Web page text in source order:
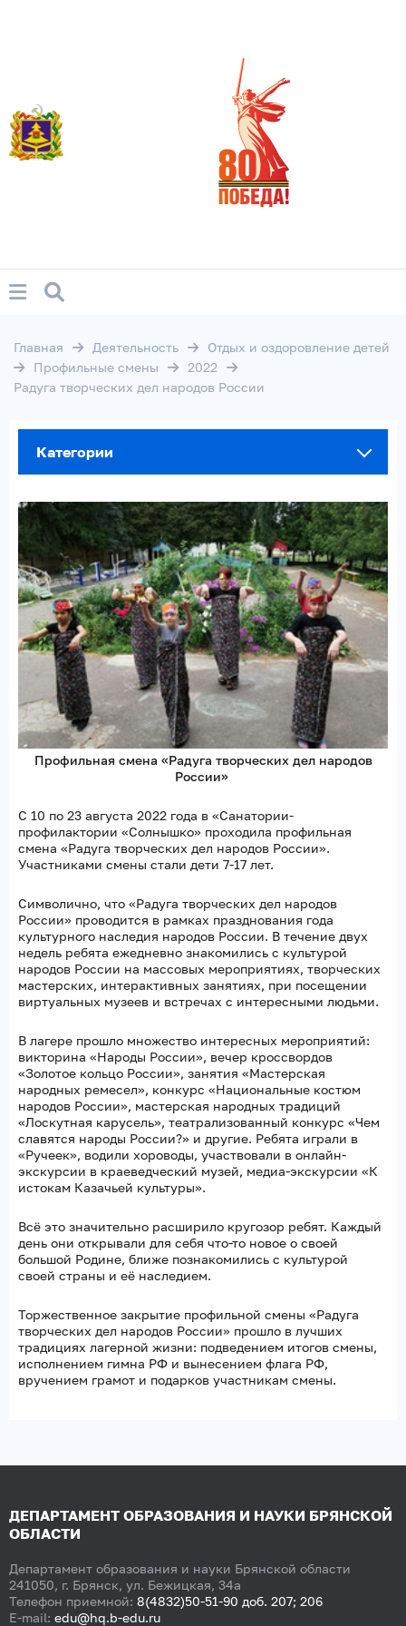
Главная Деятельность
Отдых и оздоровление детей
Профильные смены
2022
Радуга творческих дел народов России
Категории
Профильная смена «Радуга творческих дел народов
России»
С 10 по 23 августа 2022 года в «Санатории-
профилактории «Солнышко» проходила профильная
смена «Радуга творческих дел народов России».
Участниками смены стали дети 7-17 лет.
Символично, что «Радуга творческих дел народов
России» проводится в рамках празднования года
культурного наследия народов России. В течение двух
недель ребята ежедневно знакомились с культурой
народов России на массовых мероприятиях, творческих
мастерских, интерактивных занятиях, при посещении
виртуальных музеев и встречах с интересными людьми.
В лагере прошло множество интересных мероприятий:
викторина «Народы России», вечер кроссвордов
«Золотое кольцо России», занятия «Мастерская
народных ремесел», конкурс «Национальные костюм
народов России», мастерская народных традиций
«Лоскутная карусель», театрализованный конкурс «Чем
славятся народы России?» и другие. Ребята играли в
«Ручеек», водили хороводы, участвовали в онлайн-
экскурсии в краеведческий музей, медиа-экскурсии «К
истокам Казачьей культуры».
Всё это значительно расширило кругозор ребят. Каждый
день они открывали для себя что-то новое о своей
большой Родине, ближе познакомились с культурой
своей страны и её наследием.
Торжественное закрытие профильной​​ смены «Радуга
творческих дел народов России» прошло в лучших
традициях лагерной жизни: подведением итогов смены,
исполнением гимна РФ и вынесением флага РФ,
вручением грамот и подарков участникам смены.
ДЕПАРТАМЕНТ ОБРАЗОВАНИЯ И НАУКИ БРЯНСКОЙ
ОБЛАСТИ
Департамент образования и науки Брянской области
241050, г. Брянск, ул. Бежицкая, 34а
Телефон приемной: 8(4832)50-51-90 доб. 207; 206
E-mail: edu@hq.b-edu.ru